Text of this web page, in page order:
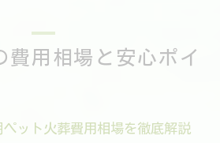
費用相場と安心ポイ
ット火葬費用相場を徹底解説